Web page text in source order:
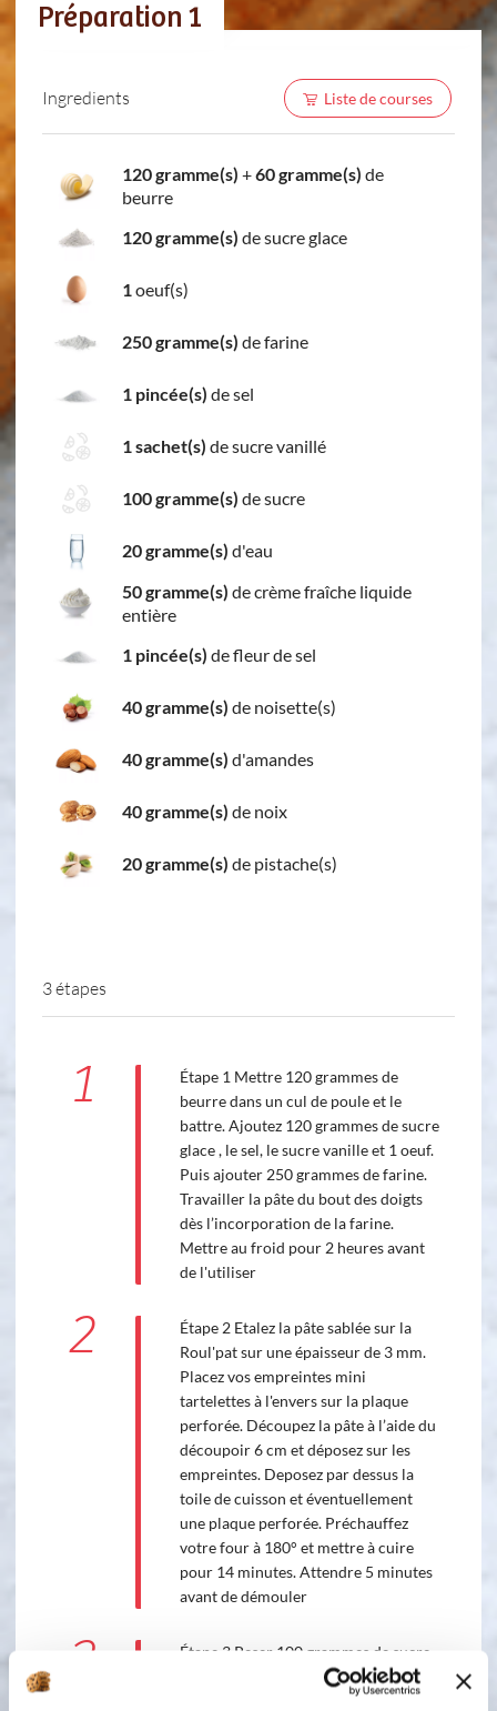
Préparation 1
Ingredients Liste de courses
120 gramme(s) +60 gramme(s) de
beurre
120 gramme(s) de sucre glace
1oeuf(s)
250 gramme(s) de farine
1 pincée(s) de sel
1 sachet(s) de sucre vanillé
100 gramme(s) de sucre
20 gramme(s) d'eau
50 gramme(s) de crème fraîche liquide
entière
1 pincée(s) de fleur de sel
40 gramme(s) de noisette(s)
40 gramme(s) d'amandes
40 gramme(s) de noix
20 gramme(s) de pistache(s)
3 étapes
1
Étape 1 Mettre 120 grammes de
beurre dans un cul de poule et le
battre. Ajoutez 120 grammes de sucre
glace , le sel, le sucre vanille et 1 oeuf.
Puis ajouter 250 grammes de farine.
Travailler la pâte du bout des doigts
dès l’incorporation de la farine.
Mettre au froid pour 2 heures avant
de l'utiliser
2
Étape 2 Etalez la pâte sablée sur la
Roul'pat sur une épaisseur de 3 mm.
Placez vos empreintes mini
tartelettes à l'envers sur la plaque
perforée. Découpez la pâte à l’aide du
découpoir 6 cm et déposez sur les
empreintes. Deposez par dessus la
toile de cuisson et éventuellement
une plaque perforée. Préchauffez
votre four à 180° et mettre à cuire
pour 14 minutes. Attendre 5 minutes
avant de démouler
3
Étape 3 Peser 100 grammes de sucre
dans un petit ravier et rajouter de
suite les 20 grammes d'eau. Faites